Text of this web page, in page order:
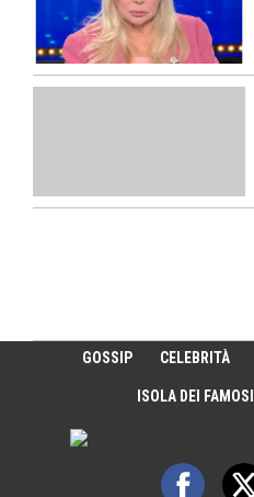
GOSSIP CELEBRITÀ
ISOLA DEI FAMOSI